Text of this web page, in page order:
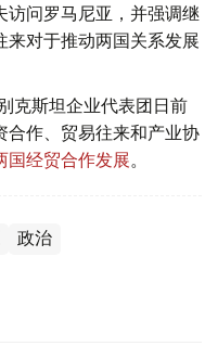
访问罗马尼亚，并强调继
来对于推动两国关系发展
克斯坦企业代表团日前
合作、贸易往来和产业协
国经贸合作发展。
政治